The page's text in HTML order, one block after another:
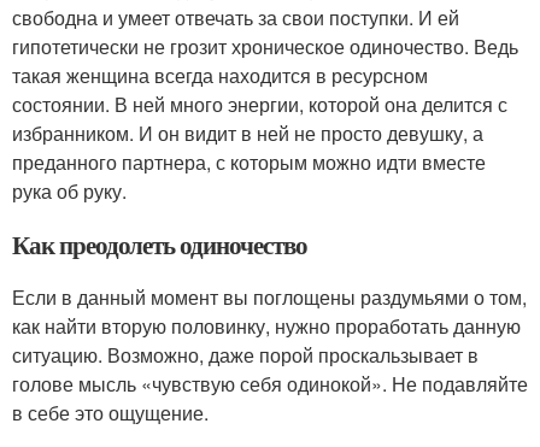
свободна и умеет отвечать за свои поступки. И ей
гипотетически не грозит хроническое одиночество. Ведь
такая женщина всегда находится в ресурсном
состоянии. В ней много энергии, которой она делится с
избранником. И он видит в ней не просто девушку, а
преданного партнера, с которым можно идти вместе
рука об руку.
Как преодолеть одиночество
Если в данный момент вы поглощены раздумьями о том,
как найти вторую половинку, нужно проработать данную
ситуацию. Возможно, даже порой проскальзывает в
голове мысль «чувствую себя одинокой». Не подавляйте
в себе это ощущение.